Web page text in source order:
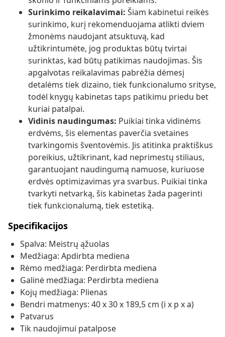
Surinkimo reikalavimai: Šiam kabinetui reikės
surinkimo, kurį rekomenduojama atlikti dviem
žmonėms naudojant atsuktuvą, kad
užtikrintumėte, jog produktas būtų tvirtai
surinktas, kad būtų patikimas naudojimas. Šis
apgalvotas reikalavimas pabrėžia dėmesį
detalėms tiek dizaino, tiek funkcionalumo srityse,
todėl knygų kabinetas taps patikimu priedu bet
kuriai patalpai.
Vidinis naudingumas: Puikiai tinka vidinėms
erdvėms, šis elementas paverčia svetaines
tvarkingomis šventovėmis. Jis atitinka praktiškus
poreikius, užtikrinant, kad neprimestų stiliaus,
garantuojant naudingumą namuose, kuriuose
erdvės optimizavimas yra svarbus. Puikiai tinka
tvarkyti netvarką, šis kabinetas žada pagerinti
tiek funkcionalumą, tiek estetiką.
Specifikacijos
Spalva: Meistrų ąžuolas
Medžiaga: Apdirbta mediena
Rėmo medžiaga: Perdirbta mediena
Galinė medžiaga: Perdirbta mediena
Kojų medžiaga: Plienas
Bendri matmenys: 40 x 30 x 189,5 cm (i x p x a)
Patvarus
Tik naudojimui patalpose